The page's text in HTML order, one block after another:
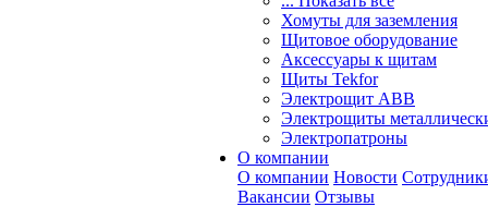
Хомуты для заземления
Щитовое оборудование
Аксессуары к щитам
Щиты Tekfor
Электрощит АВВ
Электрощиты
Электропатроны
О компании
О компании Новости
Вакансии Отзывы